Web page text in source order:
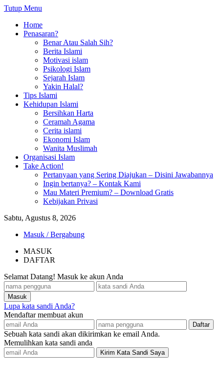
Tutup Menu
Home
Penasaran?
Benar Atau Salah Sih?
Berita Islami
Motivasi islam
Psikologi Islam
Sejarah Islam
Yakin Halal?
Tips Islami
Kehidupan Islami
Bersihkan Harta
Ceramah Agama
Cerita islami
Ekonomi Islam
Wanita Muslimah
Organisasi Islam
Take Action!
Pertanyaan yang Sering Diajukan – Disini Jawabannya
Ingin bertanya? – Kontak Kami
Mau Materi Premium? – Download Gratis
Kebijakan Privasi
Sabtu, Agustus 8, 2026
Masuk / Bergabung
MASUK
DAFTAR
Selamat Datang! Masuk ke akun Anda
Lupa kata sandi Anda?
Mendaftar membuat akun
Sebuah kata sandi akan dikirimkan ke email Anda.
Memulihkan kata sandi anda